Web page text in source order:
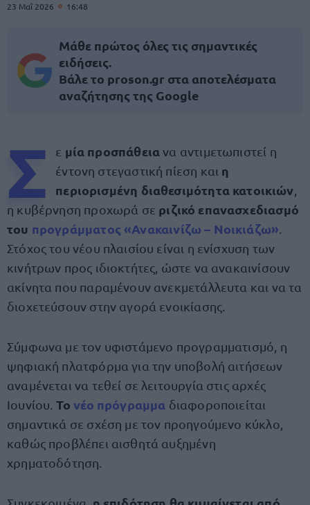
23 Μαΐ 2026 16:48
Μάθε πρώτος όλες τις σημαντικές
ειδήσεις.
Βάλε το proson.gr στα αποτελέσματα
αναζήτησης της Google
Σ ε μία προσπάθειανα αντιμετωπιστεί η
έντονη στεγαστική πίεση και η
περιορισμένη διαθεσιμότητα κατοικιών
η κυβέρνηση προχωρά σε ριζικό επανασχεδιασμό
του προγράμματος «Ανακαινίζω – Νοικιάζω»
Στόχος του νέου πλαισίου είναι η ενίσχυση των
κινήτρων προς ιδιοκτήτες, ώστε να ανακαινίσουν
ακίνητα που παραμένουν ανεκμετάλλευτα και να τα
διοχετεύσουν στην αγορά ενοικίασης.
Σύμφωνα με τον υφιστάμενο προγραμματισμό, η
ψηφιακή πλατφόρμα για την υποβολή αιτήσεων
αναμένεται να τεθεί σε λειτουργία στις αρχές
Ιουνίου. Τονέο πρόγραμμα διαφοροποιείται
σημαντικά σε σχέση με τον προηγούμενο κύκλο,
καθώς προβλέπει αισθητά αυξημένη
χρηματοδότηση.